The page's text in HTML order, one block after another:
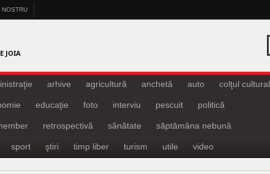
JOIA
arhive agricultură anchetă auto colţul cultural
educaţie foto interviu pescuit politică
retrospectivă sănătate săptămâna nebună
sport ştiri timp liber turism utile video